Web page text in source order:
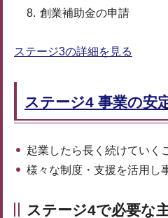
創業補助金の申請
ステージ3の詳細を見る
ステージ4 事業の安
起業したら長く続けていく
様々な制度・支援を活用し
ステージ4で必要な